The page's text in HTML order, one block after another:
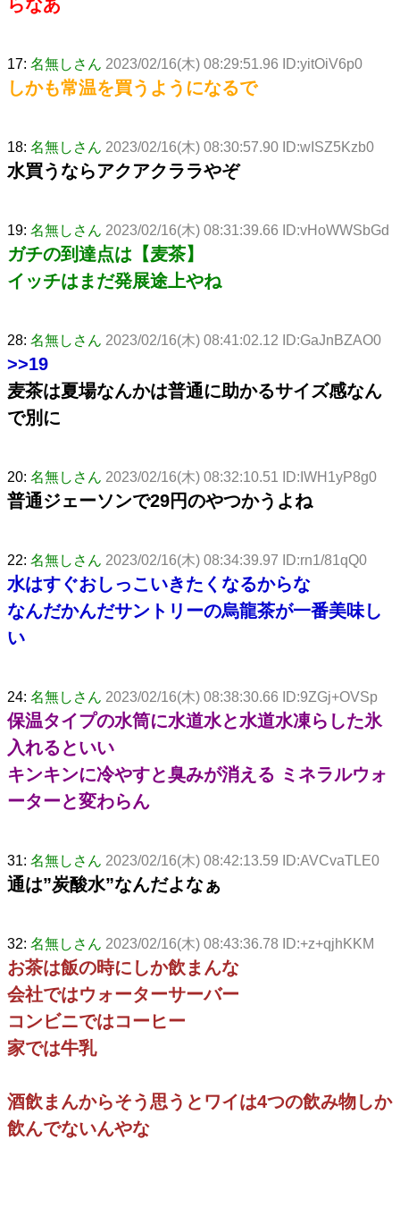
らなあ
17: 名無しさん 2023/02/16(木) 08:29:51.96 ID:yitOiV6p0
しかも常温を買うようになるで
18: 名無しさん 2023/02/16(木) 08:30:57.90 ID:wISZ5Kzb0
水買うならアクアクララやぞ
19: 名無しさん 2023/02/16(木) 08:31:39.66 ID:vHoWWSbGd
ガチの到達点は【麦茶】
イッチはまだ発展途上やね
28: 名無しさん 2023/02/16(木) 08:41:02.12 ID:GaJnBZAO0
>>19
麦茶は夏場なんかは普通に助かるサイズ感なん
で別に
20: 名無しさん 2023/02/16(木) 08:32:10.51 ID:IWH1yP8g0
普通ジェーソンで29円のやつかうよね
22: 名無しさん 2023/02/16(木) 08:34:39.97 ID:rn1/81qQ0
水はすぐおしっこいきたくなるからな
なんだかんだサントリーの烏龍茶が一番美味し
い
24: 名無しさん 2023/02/16(木) 08:38:30.66 ID:9ZGj+OVSp
保温タイプの水筒に水道水と水道水凍らした氷
入れるといい
キンキンに冷やすと臭みが消える ミネラルウォ
ーターと変わらん
31: 名無しさん 2023/02/16(木) 08:42:13.59 ID:AVCvaTLE0
通は”炭酸水”なんだよなぁ
32: 名無しさん 2023/02/16(木) 08:43:36.78 ID:+z+qjhKKM
お茶は飯の時にしか飲まんな
会社ではウォーターサーバー
コンビニではコーヒー
家では牛乳
酒飲まんからそう思うとワイは4つの飲み物しか
飲んでないんやな